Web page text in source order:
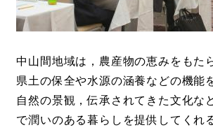
中山間地域は，農産物の恵みをもた
県土の保全や水源の涵養などの機能
自然の景観，伝承されてきた文化な
で潤いのある暮らしを提供してくれ